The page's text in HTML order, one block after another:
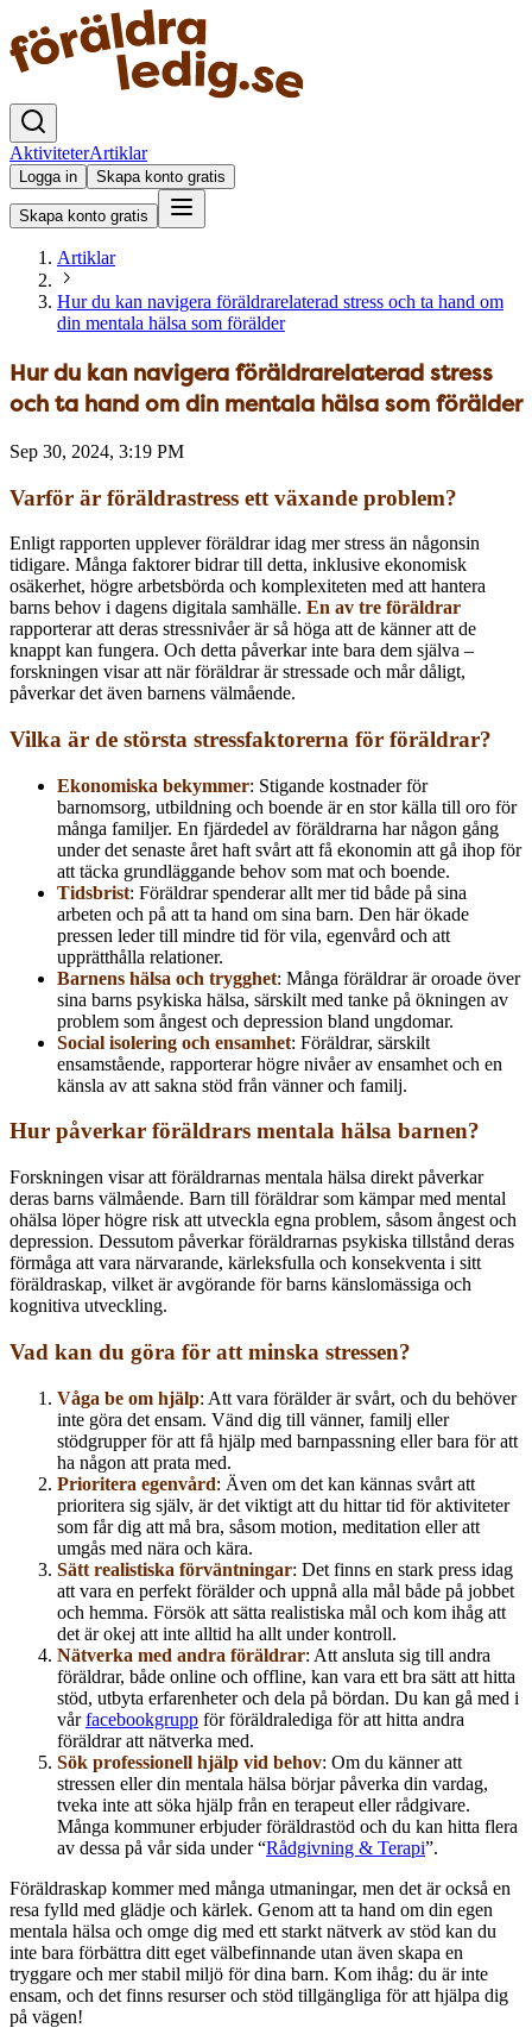
AktiviteterArtiklar
Logga in Skapa konto gratis
Skapa konto gratis
Artiklar
Hur du kan navigera föräldrarelaterad stress och ta hand om
din mentala hälsa som förälder
Hur du kan navigera föräldrarelaterad stress
och ta hand om din mentala hälsa som förälder
Sep 30, 2024, 3:19 PM
Varför är föräldrastress ett växande problem?
Enligt rapporten upplever föräldrar idag mer stress än någonsin
tidigare. Många faktorer bidrar till detta, inklusive ekonomisk
osäkerhet, högre arbetsbörda och komplexiteten med att hantera
barns behov i dagens digitala samhälle. En av tre föräldrar
rapporterar att deras stressnivåer är så höga att de känner att de
knappt kan fungera. Och detta påverkar inte bara dem själva –
forskningen visar att när föräldrar är stressade och mår dåligt,
påverkar det även barnens välmående.
Vilka är de största stressfaktorerna för föräldrar?
Ekonomiska bekymmer: Stigande kostnader för
barnomsorg, utbildning och boende är en stor källa till oro för
många familjer. En fjärdedel av föräldrarna har någon gång
under det senaste året haft svårt att få ekonomin att gå ihop för
att täcka grundläggande behov som mat och boende.
Tidsbrist: Föräldrar spenderar allt mer tid både på sina
arbeten och på att ta hand om sina barn. Den här ökade
pressen leder till mindre tid för vila, egenvård och att
upprätthålla relationer.
Barnens hälsa och trygghet: Många föräldrar är oroade över
sina barns psykiska hälsa, särskilt med tanke på ökningen av
problem som ångest och depression bland ungdomar.
Social isolering och ensamhet: Föräldrar, särskilt
ensamstående, rapporterar högre nivåer av ensamhet och en
känsla av att sakna stöd från vänner och familj.
Hur påverkar föräldrars mentala hälsa barnen?
Forskningen visar att föräldrarnas mentala hälsa direkt påverkar
deras barns välmående. Barn till föräldrar som kämpar med mental
ohälsa löper högre risk att utveckla egna problem, såsom ångest och
depression. Dessutom påverkar föräldrarnas psykiska tillstånd deras
förmåga att vara närvarande, kärleksfulla och konsekventa i sitt
föräldraskap, vilket är avgörande för barns känslomässiga och
kognitiva utveckling.
Vad kan du göra för att minska stressen?
Våga be om hjälp: Att vara förälder är svårt, och du behöver
inte göra det ensam. Vänd dig till vänner, familj eller
stödgrupper för att få hjälp med barnpassning eller bara för att
ha någon att prata med.
Prioritera egenvård: Även om det kan kännas svårt att
prioritera sig själv, är det viktigt att du hittar tid för aktiviteter
som får dig att må bra, såsom motion, meditation eller att
umgås med nära och kära.
Sätt realistiska förväntningar: Det finns en stark press idag
att vara en perfekt förälder och uppnå alla mål både på jobbet
och hemma. Försök att sätta realistiska mål och kom ihåg att
det är okej att inte alltid ha allt under kontroll.
Nätverka med andra föräldrar: Att ansluta sig till andra
föräldrar, både online och offline, kan vara ett bra sätt att hitta
stöd, utbyta erfarenheter och dela på bördan. Du kan gå med i
vårfacebookgrupp för föräldralediga för att hitta andra
föräldrar att nätverka med.
Sök professionell hjälp vid behov: Om du känner att
stressen eller din mentala hälsa börjar påverka din vardag,
tveka inte att söka hjälp från en terapeut eller rådgivare.
Många kommuner erbjuder föräldrastöd och du kan hitta flera
av dessa på vår sida under “Rådgivning & Terapi”.
Föräldraskap kommer med många utmaningar, men det är också en
resa fylld med glädje och kärlek. Genom att ta hand om din egen
mentala hälsa och omge dig med ett starkt nätverk av stöd kan du
inte bara förbättra ditt eget välbefinnande utan även skapa en
tryggare och mer stabil miljö för dina barn. Kom ihåg: du är inte
ensam, och det finns resurser och stöd tillgängliga för att hjälpa dig
på vägen!